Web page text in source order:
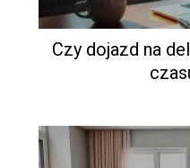
Czy dojazd na